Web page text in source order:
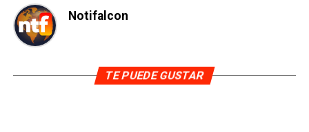
Notifalcon
TE PUEDE GUSTAR